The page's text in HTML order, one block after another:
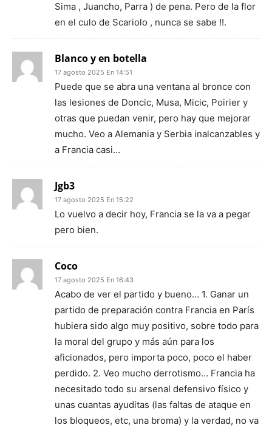
Sima , Juancho, Parra ) de pena. Pero de la flor
en el culo de Scariolo , nunca se sabe !!.
Blanco y en botella
17 agosto 2025 En 14:51
Puede que se abra una ventana al bronce con
las lesiones de Doncic, Musa, Micic, Poirier y
otras que puedan venir, pero hay que mejorar
mucho. Veo a Alemania y Serbia inalcanzables y
a Francia casi…
Jgb3
17 agosto 2025 En 15:22
Lo vuelvo a decir hoy, Francia se la va a pegar
pero bien.
Coco
17 agosto 2025 En 16:43
Acabo de ver el partido y bueno… 1. Ganar un
partido de preparación contra Francia en París
hubiera sido algo muy positivo, sobre todo para
la moral del grupo y más aún para los
aficionados, pero importa poco, poco el haber
perdido. 2. Veo mucho derrotismo… Francia ha
necesitado todo su arsenal defensivo físico y
unas cuantas ayuditas (las faltas de ataque en
los bloqueos, etc, una broma) y la verdad, no va